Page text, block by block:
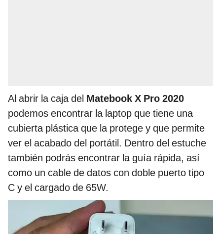
Al abrir la caja del Matebook X Pro 2020
podemos encontrar la laptop que tiene una
cubierta plástica que la protege y que permite
ver el acabado del portátil. Dentro del estuche
también podrás encontrar la guía rápida, así
como un cable de datos con doble puerto tipo
C y el cargado de 65W.